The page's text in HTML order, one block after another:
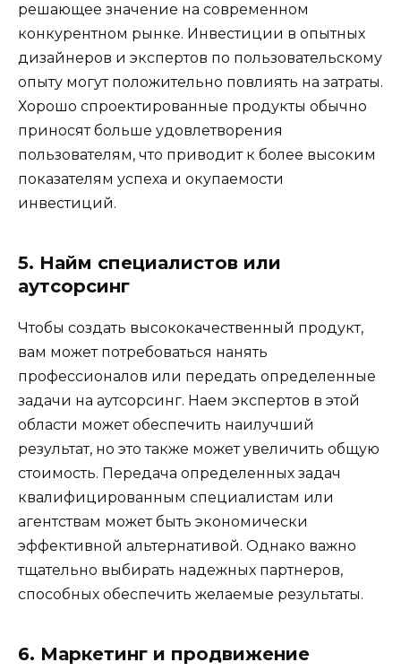
решающее значение на современном
конкурентном рынке. Инвестиции в опытных
дизайнеров и экспертов по пользовательскому
опыту могут положительно повлиять на затраты.
Хорошо спроектированные продукты обычно
приносят больше удовлетворения
пользователям, что приводит к более высоким
показателям успеха и окупаемости
инвестиций.
5. Найм специалистов или
аутсорсинг
Чтобы создать высококачественный продукт,
вам может потребоваться нанять
профессионалов или передать определенные
задачи на аутсорсинг. Наем экспертов в этой
области может обеспечить наилучший
результат, но это также может увеличить общую
стоимость. Передача определенных задач
квалифицированным специалистам или
агентствам может быть экономически
эффективной альтернативой. Однако важно
тщательно выбирать надежных партнеров,
способных обеспечить желаемые результаты.
6. Маркетинг и продвижение